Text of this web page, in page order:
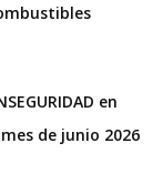
en
de junio 2026